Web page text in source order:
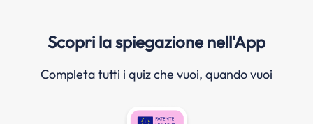
Scopri la spiegazione nell'App
Completa tutti i quiz che vuoi, quando vuoi